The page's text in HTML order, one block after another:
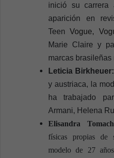
inició su
aparición en
TeenVogue,
Marie Claire y
marcas brasileñas
Leticia Birkheuer:
y austriaca, la
ha trabajado
Armani, Helena
Elisandra
físicas propias de
modelo de 27